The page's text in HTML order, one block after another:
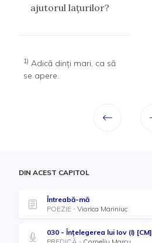
ajutorul laţurilor?
1) Adică dinţi mari, ca să
se apere.
DIN ACEST CAPITOL
Întreabă-mă
POEZIE
Viorica Mariniuc
030 - Înțelegerea lui Iov (I) [CM]